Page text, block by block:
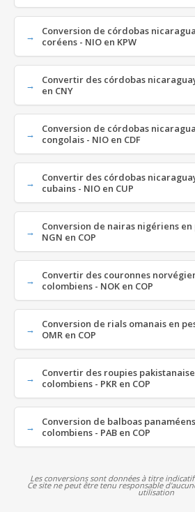
Conversion de córdobas
coréens - NIO en KPW
Convertir des córdobas
en CNY
Conversion de córdobas
congolais - NIO en CDF
Convertir des córdobas
cubains - NIO en CUP
Conversion de nairas nigériens en
NGN en COP
Convertir des couronnes
colombiens - NOK en COP
Conversion de rials omanais en
OMR en COP
Convertir des roupies
colombiens - PKR en COP
Conversion de balboas
colombiens - PAB en COP
Les conversions sont données à titre
Ce site ne peut être tenu responsable
utilisation